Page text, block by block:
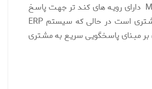
سیستم MIS دارای رویـه های کنـد تر جهـت پاسـخ
گـویی بـه مشـتری است در حالی که سیستم ERP
بر مبـنای پاسـخگویـی سریـع به مشـتری